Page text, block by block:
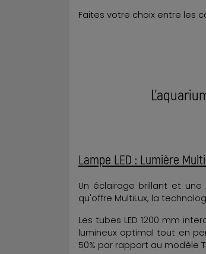
Faites votre choix entre les
Lampe LED : Lumière
Un éclairage brillant et
qu'offre MultiLux, la
Les tubes LED 1200 mm
lumineux optimal tout en
50% par rapport au modèle